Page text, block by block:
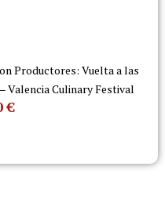
Productores: Vuelta a las
Valencia Culinary Festival
€